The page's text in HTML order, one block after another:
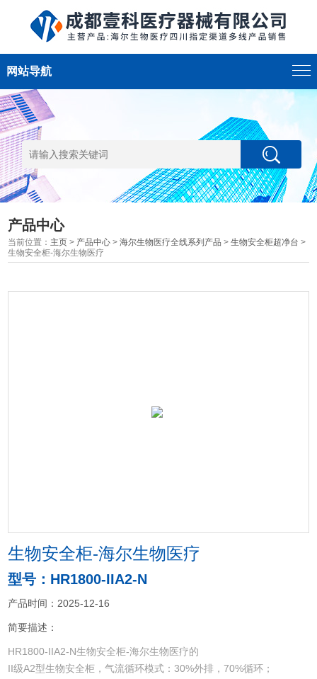
网站导航
产品中心
当前位置： 主页 > 产品中心 >海尔生物医疗全线系列产品 >生物安全柜超净台 >
生物安全柜-海尔生物医疗
生物安全柜-海尔生物医疗
型号：HR1800-IIA2-N
产品时间：2025-12-16
简要描述：
HR1800-IIA2-N生物安全柜-海尔生物医疗的
II级A2型生物安全柜，气流循环模式：30%外排，70%循环；